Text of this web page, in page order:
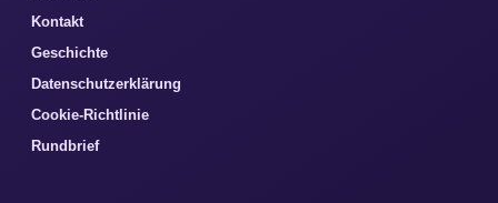
Kontakt
Geschichte
Datenschutzerklärung
Cookie-Richtlinie
Rundbrief